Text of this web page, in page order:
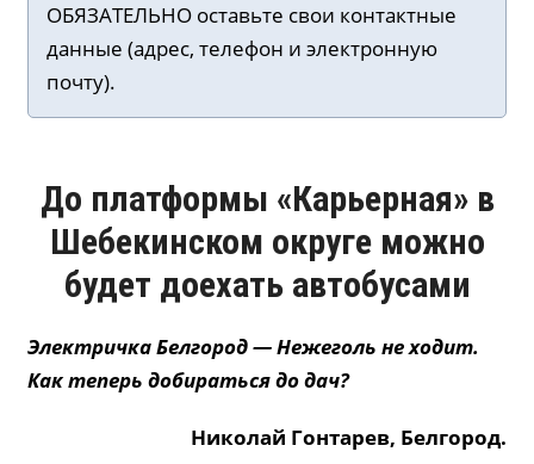
ОБЯЗАТЕЛЬНО оставьте свои контактные
данные (адрес, телефон и электронную
почту).
До платформы «Карьерная» в
Шебекинском округе можно
будет доехать автобусами
Электричка Белгород — Нежеголь не ходит.
Как теперь добираться до дач?
Николай Гонтарев, Белгород.